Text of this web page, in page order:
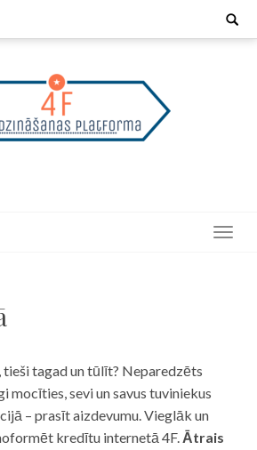
Search
tieši tagad un tūlīt? Neparedzēts
mocīties, sevi un savus tuviniekus
– prasīt aizdevumu. Vieglāk un
kredītu internetā 4F. Ātrais